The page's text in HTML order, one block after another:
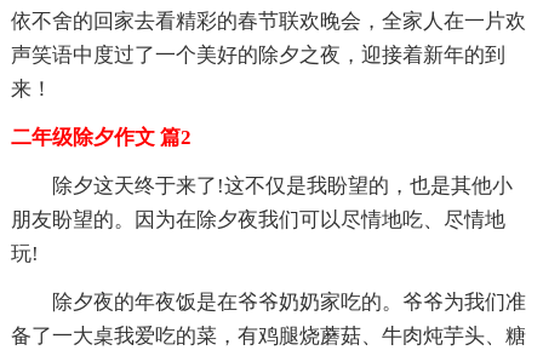
依不舍的回家去看精彩的春节联欢晚会，全家人在一片欢
声笑语中度过了一个美好的除夕之夜，迎接着新年的到
来！
二年级除夕作文 篇2
除夕这天终于来了!这不仅是我盼望的，也是其他小
朋友盼望的。因为在除夕夜我们可以尽情地吃、尽情地
玩!
除夕夜的年夜饭是在爷爷奶奶家吃的。爷爷为我们准
备了一大桌我爱吃的菜，有鸡腿烧蘑菇、牛肉炖芋头、糖